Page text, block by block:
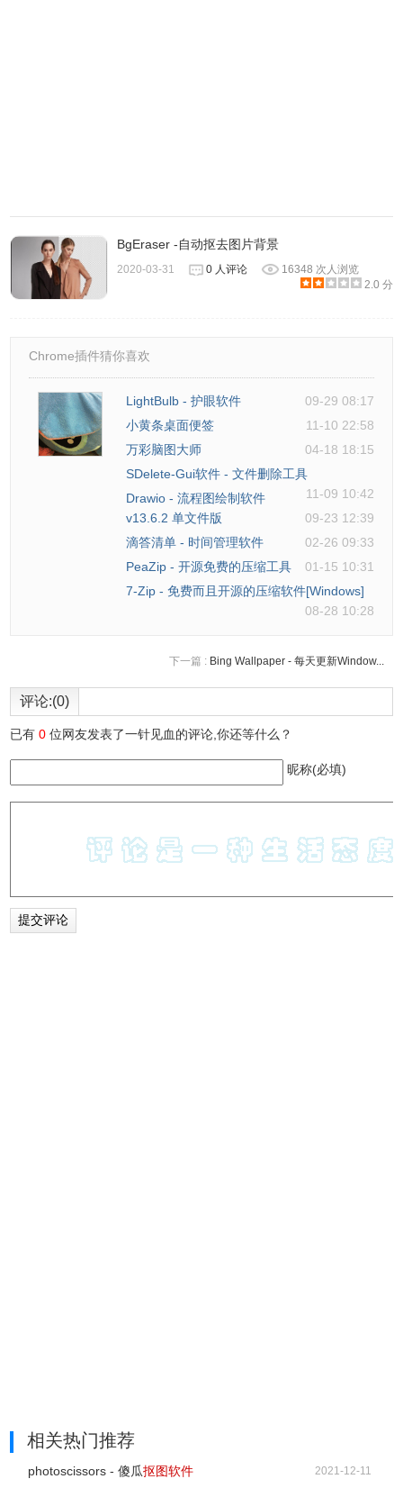
【透明的】，第二个可以选择一个颜色做为背景。
BgEraser -自动抠去图片背景
2020-03-31 0 人评论
16348 次人浏览
2.0 分
Chrome插件猜你喜欢
LightBulb - 护眼软件
09-29 08:17
小黄条桌面便签
11-10 22:58
万彩脑图大师
04-18 18:15
SDelete-Gui软件 - 文件删除工具
11-09 10:42
Drawio - 流程图绘制软件
v13.6.2 单文件版
09-23 12:39
滴答清单 - 时间管理软件
02-26 09:33
PeaZip - 开源免费的压缩工具
01-15 10:31
7-Zip - 免费而且开源的压缩软件[Windows]
08-28 10:28
下一篇 : Bing Wallpaper - 每天更新Window...
评论:(0)
已有0 位网友发表了一针见血的评论,你还等什么？
昵称(必填)
相关热门推荐
photoscissors - 傻瓜抠图软件 2021-12-11